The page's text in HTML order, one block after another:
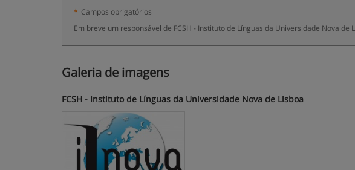
* Campos obrigatórios
Em breve um responsável de FCSH - Instituto de Línguas da Universidade Nova
Galeria de imagens
FCSH - Instituto de Línguas da Universidade Nova de Lisboa